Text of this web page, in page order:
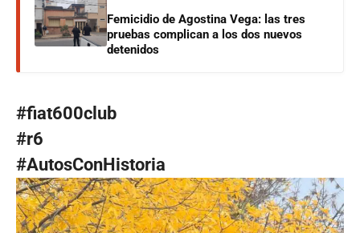
Femicidio de Agostina Vega: las tres
pruebas complican a los dos nuevos
detenidos
#fiat600club
#r6
#AutosConHistoria